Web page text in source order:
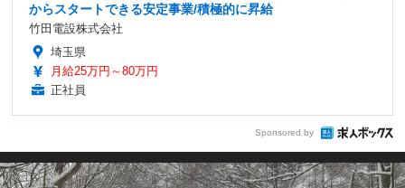
からスタートできる安定事業/積極的に昇給
竹田電設株式会社
埼玉県
月給25万円～80万円
正社員
Sponsored by